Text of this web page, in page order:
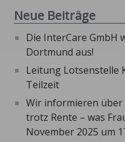
Neue Beiträge
Die InterCare GmbH
Dortmund aus!
Leitung Lotsenstelle
Teilzeit
Wir informieren über
trotz Rente – was
November 2025 um